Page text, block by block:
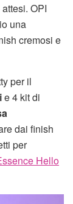
OPI
una
cremosi e
per il
e 4 kit di
dai finish
per
Hello